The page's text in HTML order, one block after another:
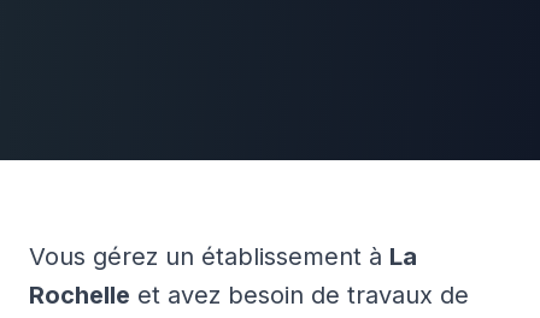
Vous gérez un établissement à La
Rochelle et avez besoin de travaux de